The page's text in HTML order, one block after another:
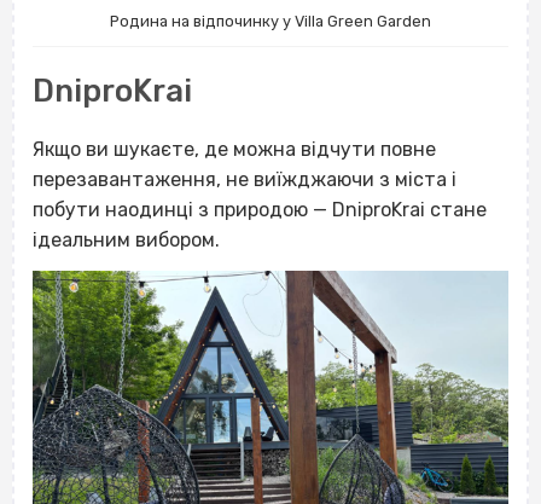
Родина на відпочинку у Villa Green Garden
DniproKrai
Якщо ви шукаєте, де можна відчути повне
перезавантаження, не виїжджаючи з міста і
побути наодинці з природою — DniproKrai стане
ідеальним вибором.